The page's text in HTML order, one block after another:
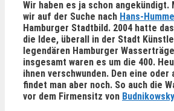
Wir haben es ja schon angekündigt.
wir auf der Suche nach Hans-
Hamburger Stadtbild. 2004 hatte
die Idee, überall in der Stadt
legendären Hamburger
insgesamt waren es um die 400.
ihnen verschwunden. Den eine oder
findet man aber noch. So auch die
vor dem Firmensitz von Budnikowsky